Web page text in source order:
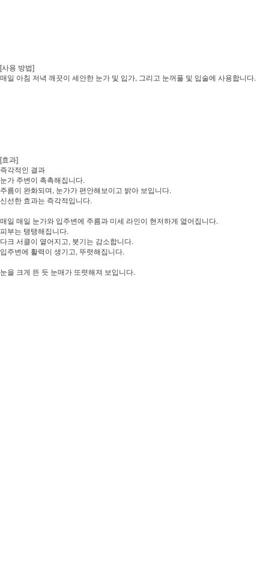
[사용 방법]
매일 아침 저녁 깨끗이 세안한 눈가 및 입가, 그리고 눈꺼풀 및 입술에 사용합니다.
[효과]
즉각적인 결과
눈가 주변이 촉촉해집니다.
주름이 완화되며, 눈가가 편안해보이고 밝아 보입니다.
신선한 효과는 즉각적입니다.
매일 매일 눈가와 입주변에 주름과 미세 라인이 현저하게 엷어집니다.
피부는 탱탱해집니다.
다크 서클이 옅어지고, 붓기는 감소합니다.
입주변에 활력이 생기고, 뚜렷해집니다.
눈을 크게 뜬 듯 눈매가 또렷해져 보입니다.